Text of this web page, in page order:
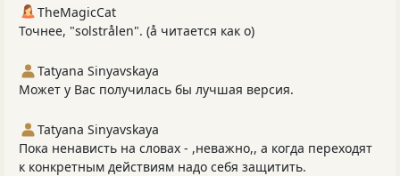
TheMagicCat
Точнее, "solstrålen". (å читается как о)
Tatyana Sinyavskaya
Может у Вас получилась бы лучшая версия.
Tatyana Sinyavskaya
Пока ненависть на словах - ,неважно,, а когда переходят
к конкретным действиям надо себя защитить.